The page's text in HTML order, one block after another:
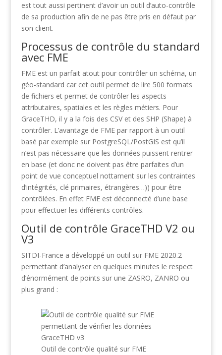
est tout aussi pertinent d’avoir un outil d’auto-contrôle
de sa production afin de ne pas être pris en défaut par
son client.
Processus de contrôle du standard
avec FME
FME est un parfait atout pour contrôler un schéma, un
géo-standard car cet outil permet de lire 500 formats
de fichiers et permet de contrôler les aspects
attributaires, spatiales et les règles métiers. Pour
GraceTHD, il y a la fois des CSV et des SHP (Shape) à
contrôler. L’avantage de FME par rapport à un outil
basé par exemple sur PostgreSQL/PostGIS est qu’il
n’est pas nécessaire que les données puissent rentrer
en base (et donc ne doivent pas être parfaites d’un
point de vue conceptuel nottament sur les contraintes
d’intégrités, clé primaires, étrangères…)) pour être
contrôlées. En effet FME est déconnecté d’une base
pour effectuer les différents contrôles.
Outil de contrôle GraceTHD V2 ou
V3
SITDI-France a développé un outil sur FME 2020.2
permettant d’analyser en quelques minutes le respect
d’énormément de points sur une ZASRO, ZANRO ou
plus grand :
Outil de contrôle qualité sur FME